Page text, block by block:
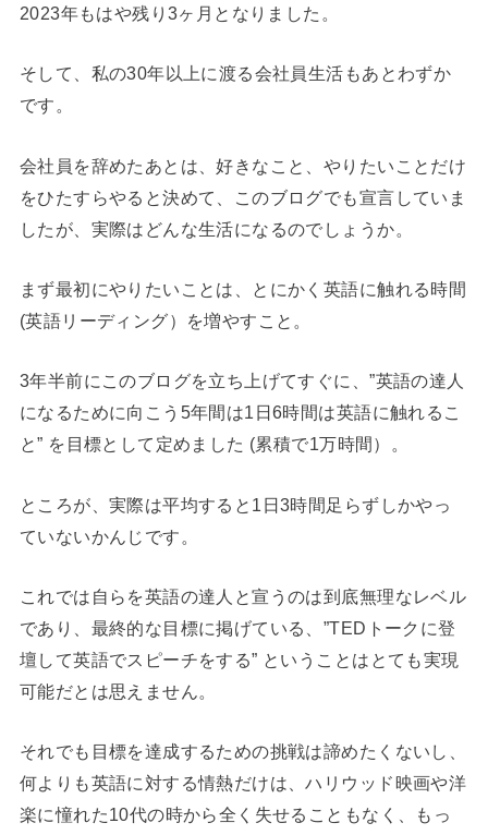
2023年もはや残り3ヶ月となりました。
そして、私の30年以上に渡る会社員生活もあとわずか
です。
会社員を辞めたあとは、好きなこと、やりたいことだけ
をひたすらやると決めて、このブログでも宣言していま
したが、実際はどんな生活になるのでしょうか。
まず最初にやりたいことは、とにかく英語に触れる時間
(英語リーディング）を増やすこと。
3年半前にこのブログを立ち上げてすぐに、”英語の達人
になるために向こう5年間は1日6時間は英語に触れるこ
と” を目標として定めました (累積で1万時間）。
ところが、実際は平均すると1日3時間足らずしかやっ
ていないかんじです。
これでは自らを英語の達人と宣うのは到底無理なレベル
であり、最終的な目標に掲げている、”TEDトークに登
壇して英語でスピーチをする” ということはとても実現
可能だとは思えません。
それでも目標を達成するための挑戦は諦めたくないし、
何よりも英語に対する情熱だけは、ハリウッド映画や洋
楽に憧れた10代の時から全く失せることもなく、もっ